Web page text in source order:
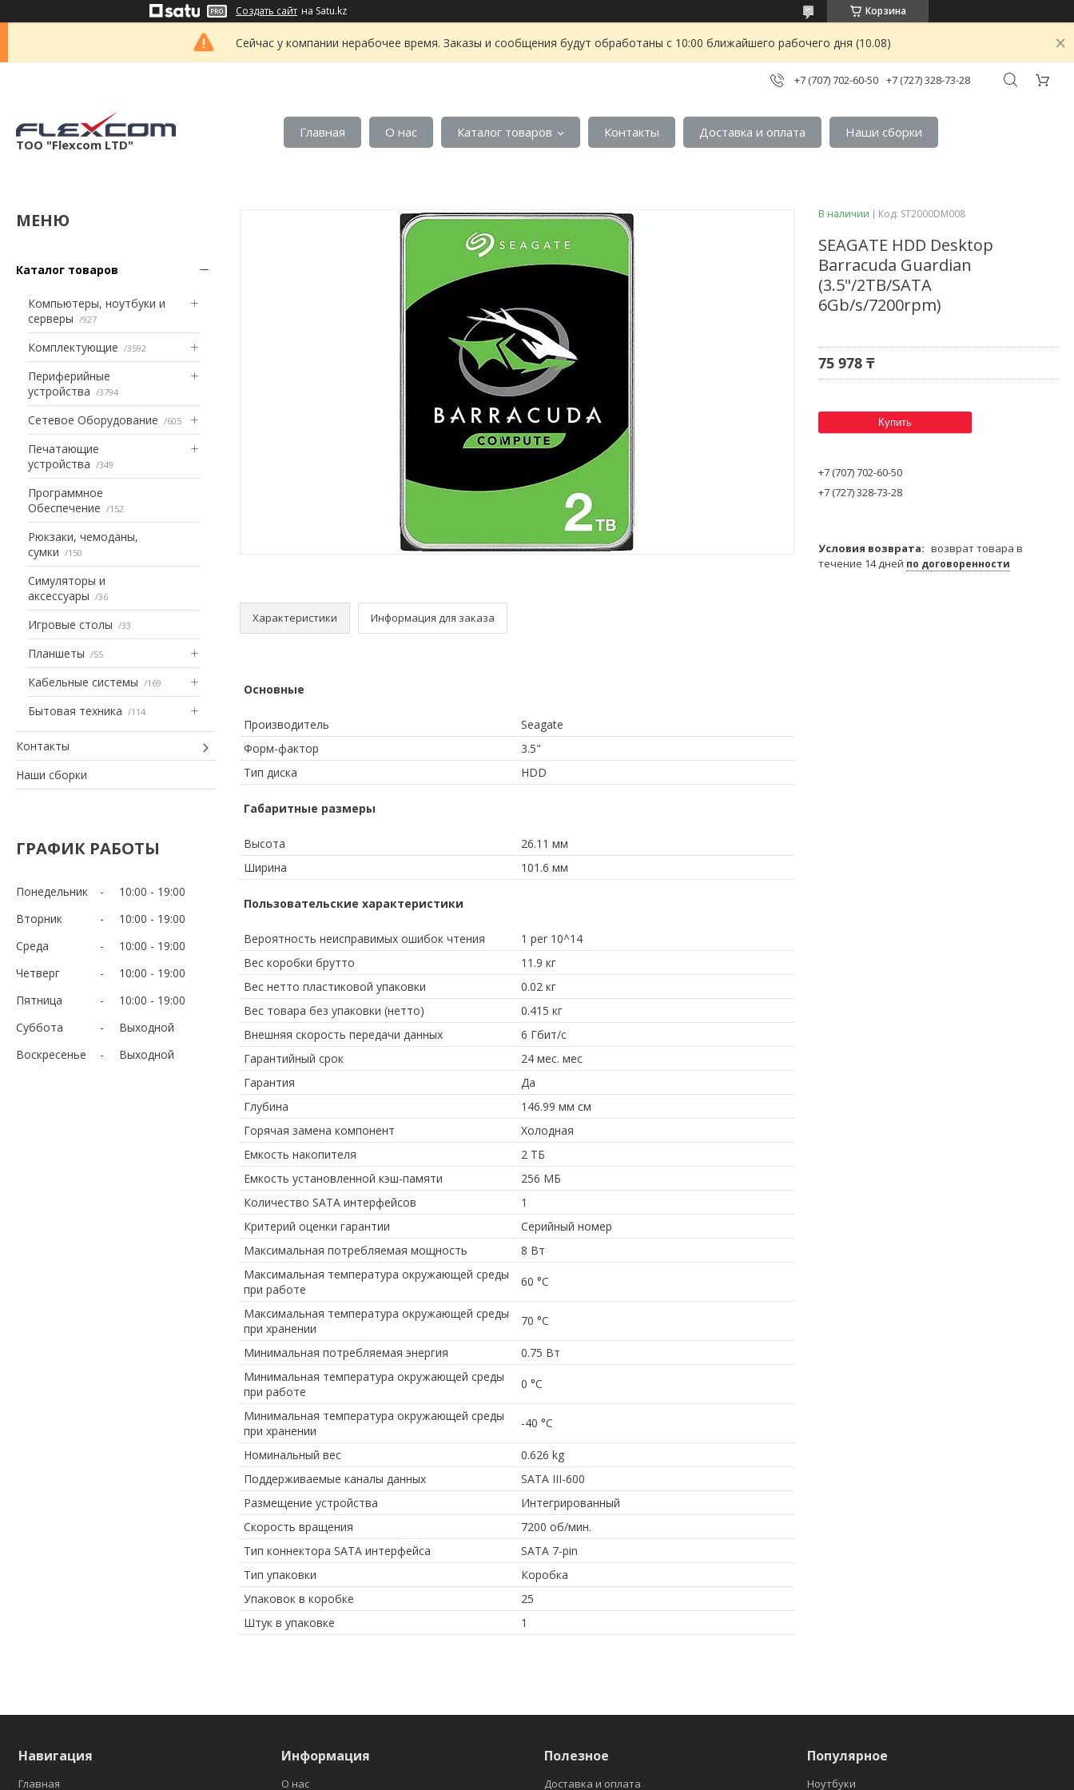
Создать сайт на Satu.kz Корзина
Сейчас у компании нерабочее время. Заказы и сообщения будут обработаны с 10:00 ближайшего рабочего дня (10.08)
+7 (707) 702-60-50 +7 (727) 328-73-28
ТОО "Flexcom LTD"
Главная О нас Каталог товаров Контакты Доставка и оплата Наши сборки
Каталог товаров
Компьютеры, ноутбуки и
серверы
927
Комплектующие 3592
Периферийные
устройства
3794
Сетевое Оборудование 605
Печатающие
устройства
349
Программное
Обеспечение
152
Рюкзаки, чемоданы,
сумки
150
Симуляторы и
аксессуары
36
Игровые столы 33
Планшеты 55
Кабельные системы 169
Бытовая техника 114
Контакты
Наши сборки
ГРАФИК РАБОТЫ
Понедельник 10:00
19:00
Вторник
10:00
19:00
Среда
10:00
19:00
Четверг
10:00
19:00
Пятница
10:00
19:00
Суббота
Выходной
Воскресенье
Выходной
Характеристики Информация для заказа
Основные
Производитель
Seagate
Форм-фактор
3.5"
Тип диска
HDD
Габаритные размеры
Высота
26.11 мм
Ширина
101.6 мм
Пользовательские характеристики
Вероятность неисправимых ошибок чтения
1 per 10^14
Вес коробки брутто
11.9 кг
Вес нетто пластиковой упаковки
0.02 кг
Вес товара без упаковки (нетто)
0.415 кг
Внешняя скорость передачи данных
6 Гбит/с
Гарантийный срок
24 мес. мес
Гарантия
Да
Глубина
146.99 мм см
Горячая замена компонент
Холодная
Емкость накопителя
2 ТБ
Емкость установленной кэш-памяти
256 МБ
Количество SATA интерфейсов
1
Критерий оценки гарантии
Серийный номер
Максимальная потребляемая мощность
8 Вт
Максимальная температура окружающей среды
при работе
60 °C
Максимальная температура окружающей среды
при хранении
70 °C
Минимальная потребляемая энергия
0.75 Вт
Минимальная температура окружающей среды
при работе
0 °C
Минимальная температура окружающей среды
при хранении
-40 °C
Номинальный вес
0.626 kg
Поддерживаемые каналы данных
SATA III-600
Размещение устройства
Интегрированный
Скорость вращения
7200 об/мин.
Тип коннектора SATA интерфейса
SATA 7-pin
Тип упаковки
Коробка
Упаковок в коробке
25
Штук в упаковке
1
В наличии Код: ST2000DM008
SEAGATE HDD Desktop
Barracuda Guardian
(3.5"/2TB/SATA
6Gb/s/7200rpm)
75 978 ₸
Купить
+7 (707) 702-60-50
+7 (727) 328-73-28
возврат товара в
течение 14 дней по договоренности
Навигация
Главная
Информация
О нас
Полезное
Доставка и оплата
Популярное
Ноутбуки